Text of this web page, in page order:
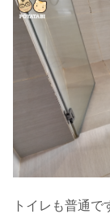
トイレも普通